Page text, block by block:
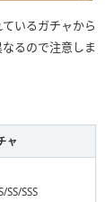
いるガチャから
るので注意しま
ャ
SSS